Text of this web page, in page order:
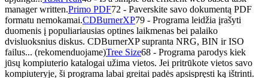
manager written.Primo PDF72 - Paverskite savo dokumentą PDF
formatu nemokamai.CDBurnerXP79 - Programa leidžia įrašyti
duomenis į populiariausias optines laikmenas bei palaiko
dvisluoksnius diskus. CDBurnerXP supranta NRG, BIN ir ISO
failus... (rekomenduojame)Tree Size68 - Programa parodys kiek
jūsų kompiuterio katalogai užima vietos. Jei pritrūkote vietos savo
kompiuteryje, ši programa labai greitai padės apsispręsti ką ištrinti.